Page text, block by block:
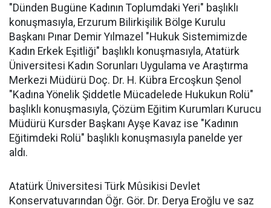
"Dünden Bugüne Kadının Toplumdaki Yeri" başlıklı
konuşmasıyla, Erzurum Bilirkişilik Bölge Kurulu
Başkanı Pınar Demir Yılmazel "Hukuk Sistemimizde
Kadın Erkek Eşitliği" başlıklı konuşmasıyla, Atatürk
Üniversitesi Kadın Sorunları Uygulama ve Araştırma
Merkezi Müdürü Doç. Dr. H. Kübra Ercoşkun Şenol
"Kadına Yönelik Şiddetle Mücadelede Hukukun Rolü"
başlıklı konuşmasıyla, Çözüm Eğitim Kurumları Kurucu
Müdürü Kursder Başkanı Ayşe Kavaz ise "Kadının
Eğitimdeki Rolü" başlıklı konuşmasıyla panelde yer
aldı.
Atatürk Üniversitesi Türk Mûsikisi Devlet
Konservatuvarından Öğr. Gör. Dr. Derya Eroğlu ve saz